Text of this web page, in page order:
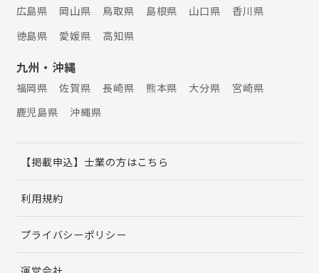
広島県 岡山県 鳥取県 島根県 山口県
香川県
徳島県
愛媛県 高知県
九州・沖縄
福岡県 佐賀県 長崎県 熊本県 大分県
宮崎県
鹿児島県
沖縄県
【掲載申込】士業の方はこちら
利用規約
プライバシーポリシー